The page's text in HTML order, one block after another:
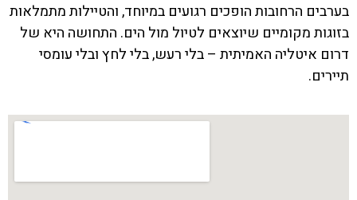
בערבים הרחובות הופכים רגועים במיוחד, והטיילות מתמלאות
בזוגות מקומיים שיוצאים לטיול מול הים. התחושה היא של
דרום איטליה האמיתית – בלי רעש, בלי לחץ ובלי עומסי
תיירים.